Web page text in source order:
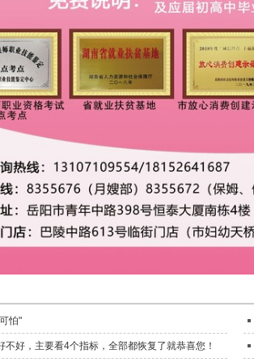
怕"
不好，主要看4个指标，全部都恢复了就恭喜您！